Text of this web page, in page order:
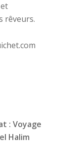
rêveurs.
: Voyage
Halim